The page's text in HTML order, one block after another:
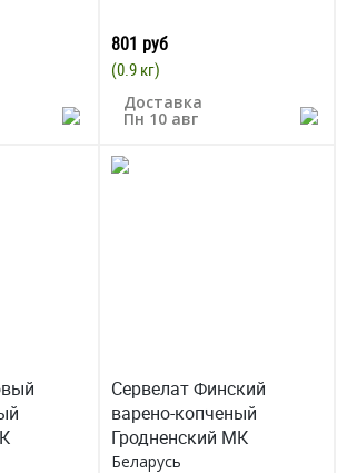
801 руб
(0.9 кг)
Доставка
Пн 10 авг
Сервелат Финский
варено-копченый
Гродненский МК
Беларусь